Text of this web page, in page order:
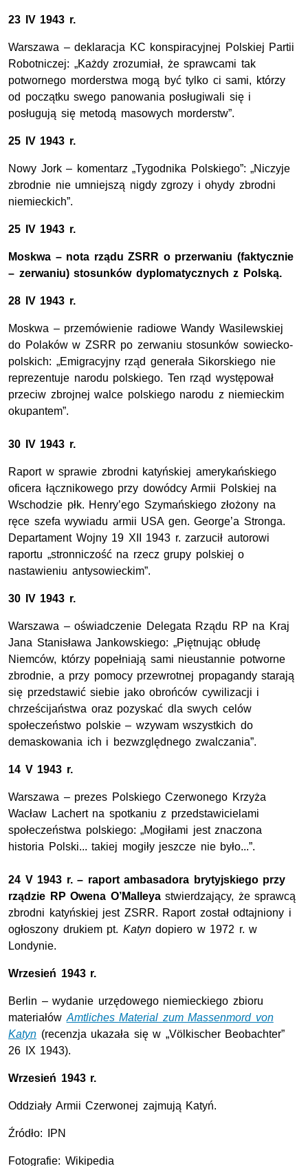
23 IV 1943 r.
Warszawa – deklaracja KC konspiracyjnej Polskiej Partii
Robotniczej: „Każdy zrozumiał, że sprawcami tak
potwornego morderstwa mogą być tylko ci sami, którzy
od początku swego panowania posługiwali się i
posługują się metodą masowych morderstw”.
25 IV 1943 r.
Nowy Jork – komentarz „Tygodnika Polskiego”: „Niczyje
zbrodnie nie umniejszą nigdy zgrozy i ohydy zbrodni
niemieckich”.
25 IV 1943 r.
Moskwa – nota rządu ZSRR o przerwaniu (faktycznie
– zerwaniu) stosunków dyplomatycznych z Polską.
28 IV 1943 r.
Moskwa – przemówienie radiowe Wandy Wasilewskiej
do Polaków w ZSRR po zerwaniu stosunków sowiecko-
polskich: „Emigracyjny rząd generała Sikorskiego nie
reprezentuje narodu polskiego. Ten rząd występował
przeciw zbrojnej walce polskiego narodu z niemieckim
okupantem”.
30 IV 1943 r.
Raport w sprawie zbrodni katyńskiej amerykańskiego
oficera łącznikowego przy dowódcy Armii Polskiej na
Wschodzie płk. Henry’ego Szymańskiego złożony na
ręce szefa wywiadu armii USA gen. George’a Stronga.
Departament Wojny 19 XII 1943 r. zarzucił autorowi
raportu „stronniczość na rzecz grupy polskiej o
nastawieniu antysowieckim”.
30 IV 1943 r.
Warszawa – oświadczenie Delegata Rządu RP na Kraj
Jana Stanisława Jankowskiego: „Piętnując obłudę
Niemców, którzy popełniają sami nieustannie potworne
zbrodnie, a przy pomocy przewrotnej propagandy starają
się przedstawić siebie jako obrońców cywilizacji i
chrześcijaństwa oraz pozyskać dla swych celów
społeczeństwo polskie – wzywam wszystkich do
demaskowania ich i bezwzględnego zwalczania”.
14 V 1943 r.
Warszawa – prezes Polskiego Czerwonego Krzyża
Wacław Lachert na spotkaniu z przedstawicielami
społeczeństwa polskiego: „Mogiłami jest znaczona
historia Polski... takiej mogiły jeszcze nie było...”.
24 V 1943 r. – raport ambasadora brytyjskiego przy
rządzie RP Owena O’Malleyastwierdzający, że sprawcą
zbrodni katyńskiej jest ZSRR. Raport został odtajniony i
ogłoszony drukiem pt. Katyndopiero w 1972 r. w
Londynie.
Wrzesień 1943 r.
Berlin – wydanie urzędowego niemieckiego zbioru
materiałów Amtliches Material zum Massenmord von
Katyn (recenzja ukazała się w „Völkischer Beobachter”
26 IX 1943).
Wrzesień 1943 r.
Oddziały Armii Czerwonej zajmują Katyń.
Źródło: IPN
Fotografie: Wikipedia